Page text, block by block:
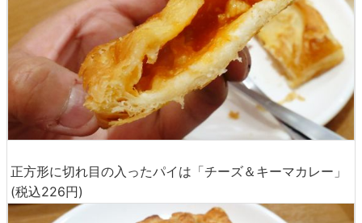
正方形に切れ目の入ったパイは「チーズ＆キーマカレー」
(税込226円)